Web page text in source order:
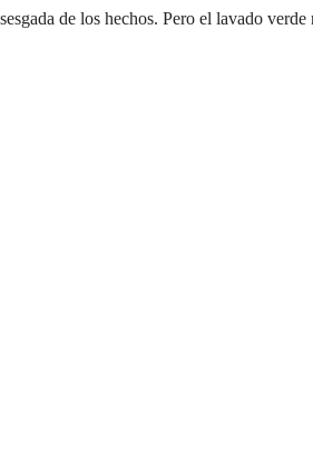
de los hechos. Pero el lavado verde